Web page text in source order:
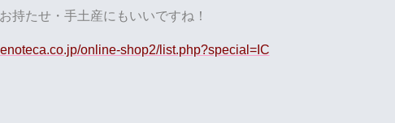
お持たせ・手土産にもいいですね！
online-shop2/list.php?special=IC